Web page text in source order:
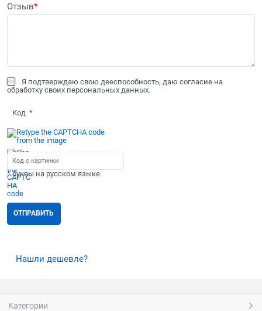
Отзыв
Я подтверждаю свою дееспособность, даю согласие на
обработку своих персональных данных.
Код
* буквы на русском языке
Нашли дешевле?
Категории